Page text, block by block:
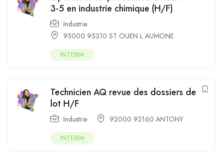
3-5 en industrie chimique (H/F)
Industrie
95000 95310 ST OUEN L AUMONE
INTERIM
Technicien AQ revue des dossiers de
lot H/F
Industrie 92000 92160 ANTONY
INTERIM